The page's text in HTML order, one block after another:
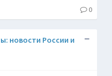
0
новости России и